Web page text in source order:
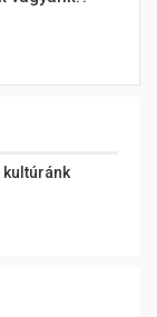
kultúránk